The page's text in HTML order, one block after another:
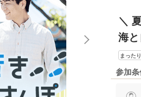
＼
海
まった
参加条